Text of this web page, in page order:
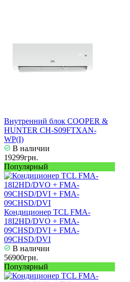
Внутренний блок COOPER &
HUNTER CH-S09FTXAN-
WP(I)
В наличии
19299грн.
Популярный
Кондиционер TCL FMA-
18I2HD/DVO + FMA-
09CHSD/DVI + FMA-
09CHSD/DVI
В наличии
56900грн.
Популярный